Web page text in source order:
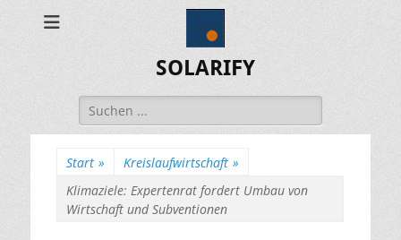
SOLARIFY
Suchen
nach:
Start » Kreislaufwirtschaft »
Klimaziele: Expertenrat fordert Umbau von
Wirtschaft und Subventionen